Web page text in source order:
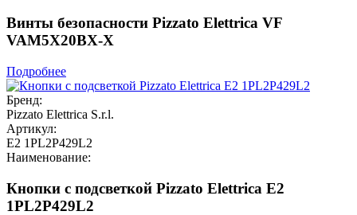
Винты безопасности Pizzato Elettrica VF
VAM5X20BX-X
Подробнее
Бренд:
Pizzato Elettrica S.r.l.
Артикул:
E2 1PL2P429L2
Наименование:
Кнопки с подсветкой Pizzato Elettrica E2
1PL2P429L2